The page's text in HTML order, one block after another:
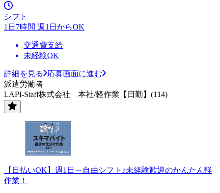
シフト
1日7時間 週1日からOK
交通費支給
未経験OK
詳細を見る
応募画面に進む
派遣労働者
LAPI-Staff株式会社 本社/軽作業【日勤】(114)
【日払いOK】週1日～自由シフト♪未経験歓迎のかんたん軽
作業！